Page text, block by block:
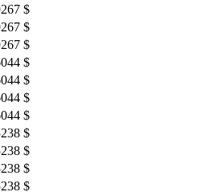
$
$
$
$
$
$
$
$
$
$
$